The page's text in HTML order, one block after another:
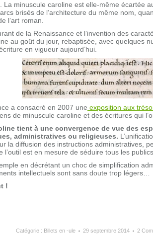
La minuscule caroline est elle-même écartée
brisés de l’architecture du même nom,
l’art roman.
de la Renaissance et l’invention des
au goût du jour, rebaptisée, avec quelques
en vigueur aujourd’hui.
a consacré en 2007 une exposition aux
de minuscule caroline et des écritures qui
tient à une convergence de vue des
administratives ou religieuses.
la diffusion des instructions administratives,
l’outil est en mesure de séduire tous les
en décrétant un choc de simplification
intellectuels sont sans doute trop légers…
!
Catégorie : Billets en -ule 29 septembre 2014 2